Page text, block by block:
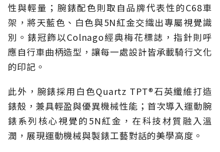
性與輕量；腕錶配色則取自品牌代表性的C68車
架，將天藍色、白色與5N紅金交織出專屬視覺識
別。錶冠飾以Colnago經典梅花標誌，指針則呼
應自行車曲柄造型，讓每一處設計皆承載騎行文化
的印記。
此外，腕錶採用白色Quartz TPT®石英纖維打造
錶殼，兼具輕盈與優異機械性能；首次導入運動腕
錶系列核心視覺的5N紅金，在科技材質融入溫
潤，展現運動機械與製錶工藝對話的美學高度。